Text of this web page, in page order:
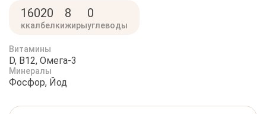
выраженным красным цветом мяса и его слоистой
структурой. Одним из плюсов этой рыбы является
витаминов, макро- и микроэлементов делает яркую
представительницу своего вида очень ценным
продуктом для включения в рацион.
легко можно, сделав заказ в интернет-магазине
160
ккал
20
белки
8
жиры
0
углеводы
Витамины
D, B12, Омега-3
Минералы
Фосфор, Йод